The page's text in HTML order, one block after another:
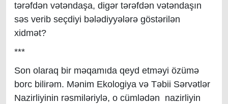
tərəfdən vətəndaşa, digər tərəfdən vətəndaşın
səs verib seçdiyi bələdiyyələrə göstərilən
xidmət?
***
Son olaraq bir məqamıda qeyd etməyi özümə
borc bilirəm. Mənim Ekologiya və Təbii Sərvətlər
Nazirliyinin rəsmiləriylə, o cümlədən nazirliyin